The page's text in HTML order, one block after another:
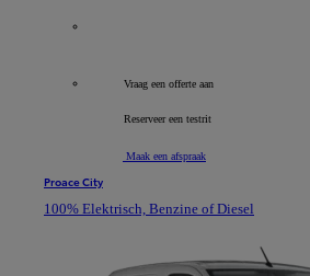
Vraag een offerte aan
Reserveer een testrit
Maak een afspraak
Proace City
100% Elektrisch, Benzine of Diesel